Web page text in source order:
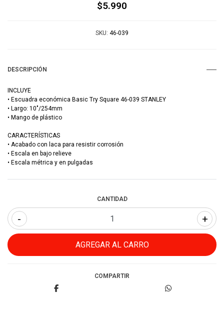
$5.990
SKU: 46-039
DESCRIPCIÓN
INCLUYE
• Escuadra económica Basic Try Square 46-039 STANLEY
• Largo: 10"/254mm
• Mango de plástico
CARACTERÍSTICAS
• Acabado con laca para resistir corrosión
• Escala en bajo relieve
• Escala métrica y en pulgadas
CANTIDAD
+
-
COMPARTIR